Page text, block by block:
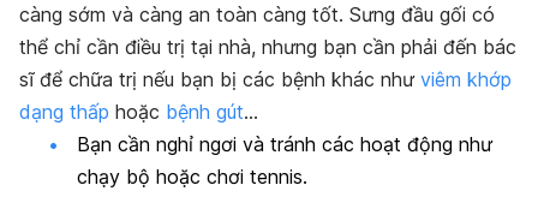
càng sớm và càng an toàn càng tốt. Sưng đầu gối có
thể chỉ cần điều trị tại nhà, nhưng bạn cần phải đến bác
sĩ để chữa trị nếu bạn bị các bệnh khác như viêm khớp
dạng thấp hoặc bệnh gút…
Bạn cần nghỉ ngơi và tránh các hoạt động như
chạy bộ hoặc chơi tennis.